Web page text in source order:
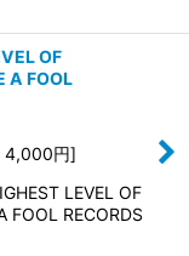
OF
A FOOL
4,000円]
LEVEL OF
FOOL RECORDS